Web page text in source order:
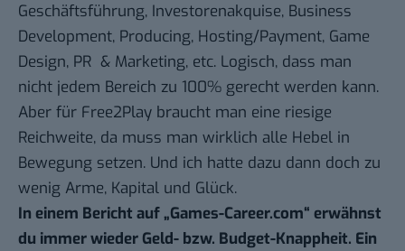
Geschäftsführung, Investorenakquise, Business
Development, Producing, Hosting/Payment, Game
Design, PR & Marketing, etc. Logisch, dass man
nicht jedem Bereich zu 100% gerecht werden kann.
Aber für Free2Play braucht man eine riesige
Reichweite, da muss man wirklich alle Hebel in
Bewegung setzen. Und ich hatte dazu dann doch zu
wenig Arme, Kapital und Glück.
In einem Bericht auf „Games-Career.com“ erwähnst
du immer wieder Geld- bzw. Budget-Knappheit. Ein